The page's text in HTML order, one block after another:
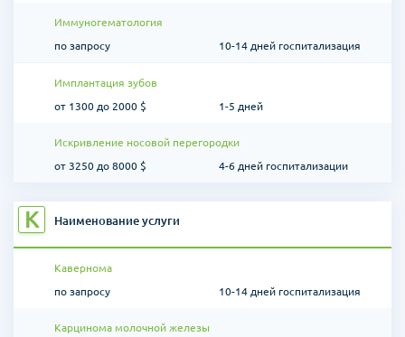
Иммуногематология
по запросу
10-14 дней госпитализация
Имплантация зубов
от 1300 до 2000 $
1-5 дней
Искривление носовой перегородки
от 3250 до 8000 $
4-6 дней госпитализации
К Наименование услуги
Кавернома
по запросу
10-14 дней госпитализация
Карцинома молочной железы